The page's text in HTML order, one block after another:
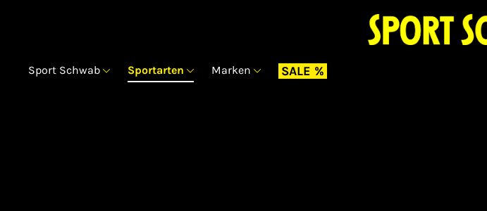
Sport Schwab Sportarten Marken SALE %